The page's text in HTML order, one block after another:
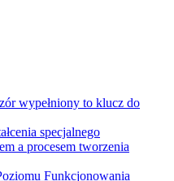
wypełniony to klucz do
specjalnego
a procesem tworzenia
Funkcjonowania